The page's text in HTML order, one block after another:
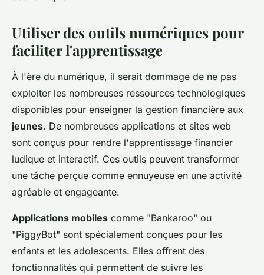
Utiliser des outils numériques pour
faciliter l'apprentissage
À l'ère du numérique, il serait dommage de ne pas
exploiter les nombreuses ressources technologiques
disponibles pour enseigner la gestion financière aux
jeunes. De nombreuses applications et sites web
sont conçus pour rendre l'apprentissage financier
ludique et interactif. Ces outils peuvent transformer
une tâche perçue comme ennuyeuse en une activité
agréable et engageante.
Applications mobiles comme "Bankaroo" ou
"PiggyBot" sont spécialement conçues pour les
enfants et les adolescents. Elles offrent des
fonctionnalités qui permettent de suivre les